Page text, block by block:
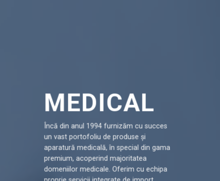
MEDICAL
Încă din anul 1994 furnizăm cu succes
un vast portofoliu de produse şi
aparatură medicală, în special din gama
premium, acoperind majoritatea
domeniilor medicale. Oferim cu echipa